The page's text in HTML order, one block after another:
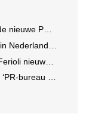
van KoRo
in ChatGPT
Global Head of Production
het jaar 2026’